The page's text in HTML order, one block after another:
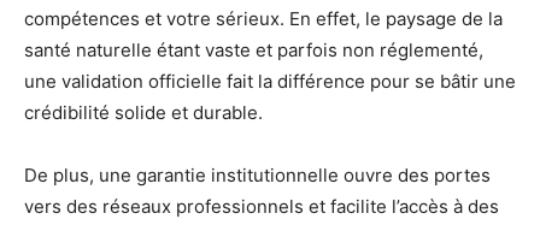
compétences et votre sérieux. En effet, le paysage de la
santé naturelle étant vaste et parfois non réglementé,
une validation officielle fait la différence pour se bâtir une
crédibilité solide et durable.
De plus, une garantie institutionnelle ouvre des portes
vers des réseaux professionnels et facilite l’accès à des